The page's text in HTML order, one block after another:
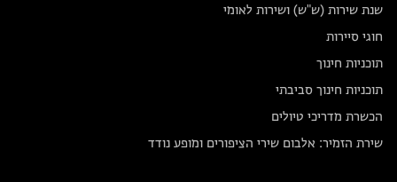
שנת שירות (ש"ש) ושירות לאומי
חוגי סיירות
תוכניות חינוך
תוכניות חינוך סביבתי
הכשרת מדריכי טיולים
שירת הזמיר: אלבום שירי הציפורים ומופע נודד